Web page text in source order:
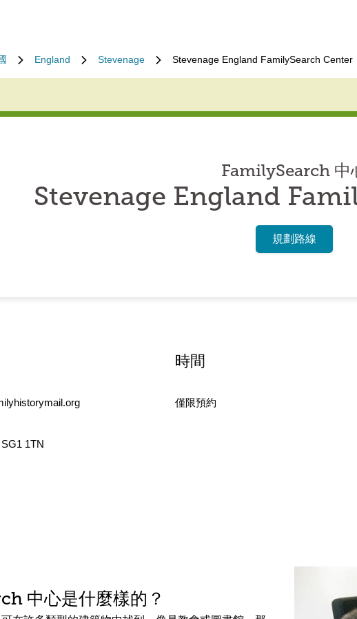
England Stevenage Stevenage England FamilySearch Center
FamilySearch 中
Stevenage England
規劃路線
SG1 1TN
時間
僅限預約
中心是什麼樣的？